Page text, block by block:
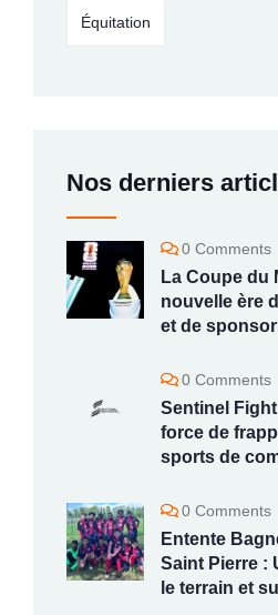
Équitation
Nos derniers
0 Comments
La Coupe du
nouvelle ère
et de
0 Comments
Sentinel
force de
sports de
0 Comments
Entente
Saint Pierre :
le terrain et